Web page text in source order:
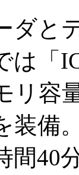
と
は「
リ容
装備
間40